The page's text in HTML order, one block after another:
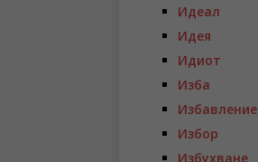
Идеал
Идея
Идиот
Изба
Избавление
Избор
Избухване